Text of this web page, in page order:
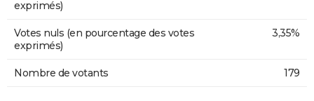
exprimés)
Votes nuls (en pourcentage des votes
exprimés)
3,35%
Nombre de votants 179